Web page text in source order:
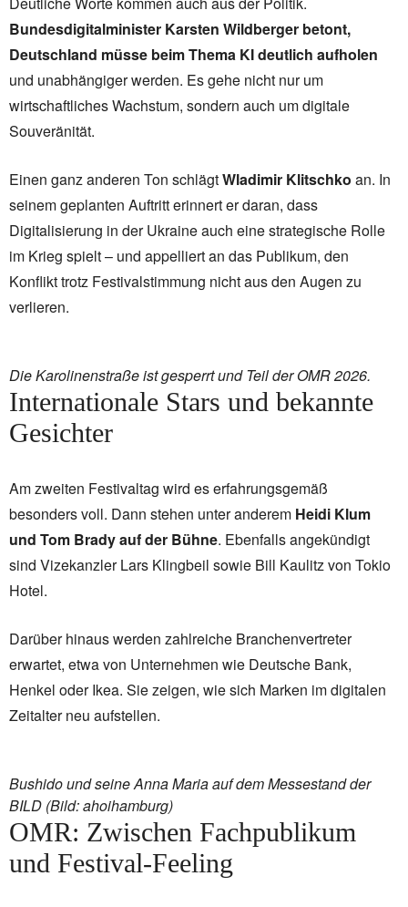
Bundesdigitalminister Karsten Wildberger betont,
Deutschland müsse beim Thema KI deutlich aufholen
und unabhängiger werden. Es gehe nicht nur um
wirtschaftliches Wachstum, sondern auch um digitale
Souveränität.
Einen ganz anderen Ton schlägtWladimir Klitschko an. In
seinem geplanten Auftritt erinnert er daran, dass
Digitalisierung in der Ukraine auch eine strategische Rolle
im Krieg spielt – und appelliert an das Publikum, den
Konflikt trotz Festivalstimmung nicht aus den Augen zu
verlieren.
Die Karolinenstraße ist gesperrt und Teil der OMR 2026.
Internationale Stars und bekannte
Gesichter
Am zweiten Festivaltag wird es erfahrungsgemäß
besonders voll. Dann stehen unter anderem Heidi Klum
und Tom Brady auf der Bühne. Ebenfalls angekündigt
sind Vizekanzler Lars Klingbeil sowie Bill Kaulitz von Tokio
Hotel.
Darüber hinaus werden zahlreiche Branchenvertreter
erwartet, etwa von Unternehmen wie Deutsche Bank,
Henkel oder Ikea. Sie zeigen, wie sich Marken im digitalen
Zeitalter neu aufstellen.
Bushido und seine Anna Maria auf dem Messestand der
BILD (Bild: ahoihamburg)
OMR: Zwischen Fachpublikum
und Festival-Feeling